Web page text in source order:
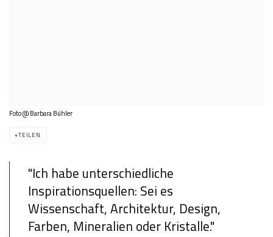
Foto @ Barbara Bühler
TEILEN
"Ich habe unterschiedliche
Inspirationsquellen: Sei es
Wissenschaft, Architektur, Design,
Farben, Mineralien oder Kristalle."